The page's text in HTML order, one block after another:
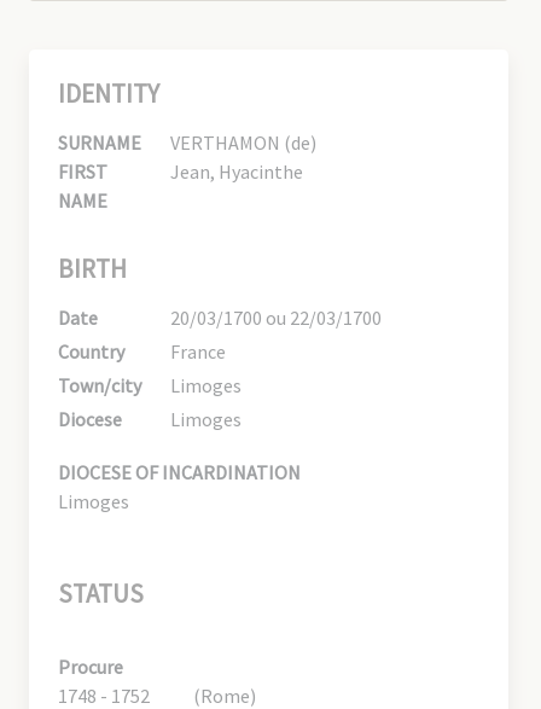
IDENTITY
SURNAME
VERTHAMON (de)
FIRST
NAME
Jean, Hyacinthe
BIRTH
Date
20/03/1700 ou 22/03/1700
Country
France
Town/city
Limoges
Diocese
Limoges
DIOCESE OF INCARDINATION
Limoges
STATUS
Procure
1748 - 1752
(Rome)